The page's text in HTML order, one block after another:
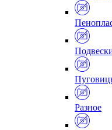
Разное